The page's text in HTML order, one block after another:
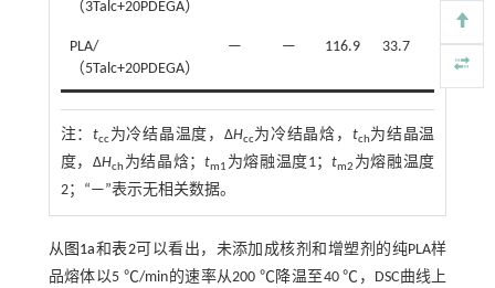
（3Talc+20PDEGA）
PLA/
（5Talc+20PDEGA）
— — 116.9 33.7 160.1
注：tcc为冷结晶温度，ΔHcc为冷结晶焓， tch为结晶温
度，ΔHch 为结晶焓；tm1 为熔融温度1；tm2 为熔融温度
2；“—”表示无相关数据。
从图1a和表2可以看出，未添加成核剂和增塑剂的纯PLA样
品熔体以5 ℃/min的速率从200 ℃降温至40 ℃，DSC曲线上